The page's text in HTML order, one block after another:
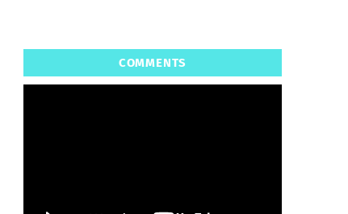
COMMENTS